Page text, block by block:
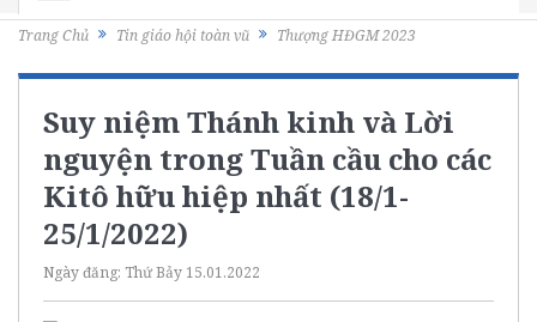
Trang Chủ Tin giáo hội toàn vũ Thượng HĐGM 2023
Suy niệm Thánh kinh và Lời
nguyện trong Tuần cầu cho các
Kitô hữu hiệp nhất (18/1-
25/1/2022)
Ngày đăng: Thứ Bảy 15.01.2022